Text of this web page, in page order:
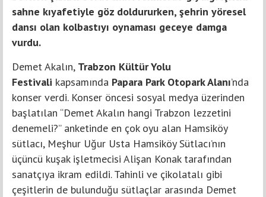
sahne kıyafetiyle göz doldururken, şehrin yöresel
dansı olan kolbastıyı oynaması geceye damga
vurdu.
Demet Akalın, Trabzon Kültür Yolu
Festivali kapsamında Papara Park Otopark Alanı’nda
konser verdi. Konser öncesi sosyal medya üzerinden
başlatılan “Demet Akalın hangi Trabzon lezzetini
denemeli?” anketinde en çok oyu alan Hamsiköy
sütlacı, Meşhur Uğur Usta Hamsiköy Sütlacı’nın
üçüncü kuşak işletmecisi Alişan Konak tarafından
sanatçıya ikram edildi. Tahinli ve çikolatalı gibi
çeşitlerin de bulunduğu sütlaçlar arasında Demet